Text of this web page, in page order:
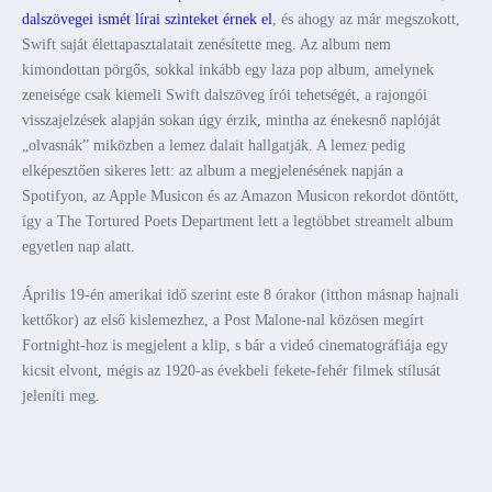
dalszövegei ismét lírai szinteket érnek el, és ahogy az már megszokott,
Swift saját élettapasztalatait zenésítette meg. Az album nem
kimondottan pörgős, sokkal inkább egy laza pop album, amelynek
zeneisége csak kiemeli Swift dalszöveg írói tehetségét, a rajongói
visszajelzések alapján sokan úgy érzik, mintha az énekesnő naplóját
„olvasnák” miközben a lemez dalait hallgatják. A lemez pedig
elképesztően sikeres lett: az album a megjelenésének napján a
Spotifyon, az Apple Musicon és az Amazon Musicon rekordot döntött,
így a The Tortured Poets Department lett a legtöbbet streamelt album
egyetlen nap alatt.
Április 19-én amerikai idő szerint este 8 órakor (itthon másnap hajnali
kettőkor) az első kislemezhez, a Post Malone-nal közösen megírt
Fortnight-hoz is megjelent a klip, s bár a videó cinematográfiája egy
kicsit elvont, mégis az 1920-as évekbeli fekete-fehér filmek stílusát
jeleníti meg.